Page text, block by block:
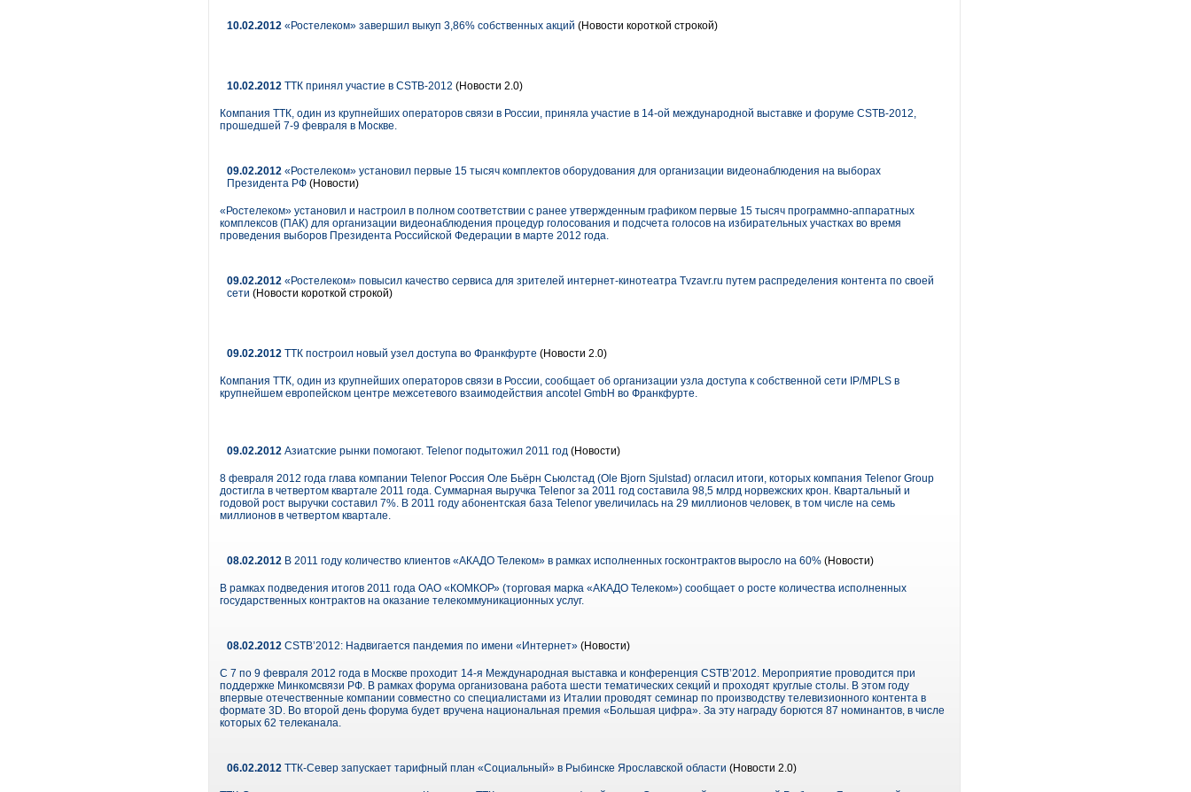
10.02.2012 «Ростелеком» завершил выкуп 3,86% собственных акций (Новости короткой строкой)
10.02.2012 ТТК принял участие в CSTB-2012 (Новости 2.0)
Компания ТТК, один из крупнейших операторов связи в России, приняла участие в 14-ой международной выставке и форуме CSTB-2012,
прошедшей 7-9 февраля в Москве.
09.02.2012 «Ростелеком» установил первые 15 тысяч комплектов оборудования для организации видеонаблюдения на выборах
Президента РФ (Новости)
«Ростелеком» установил и настроил в полном соответствии с ранее утвержденным графиком первые 15 тысяч программно-аппаратных
комплексов (ПАК) для организации видеонаблюдения процедур голосования и подсчета голосов на избирательных участках во время
проведения выборов Президента Российской Федерации в марте 2012 года.
09.02.2012 «Ростелеком» повысил качество сервиса для зрителей интернет-кинотеатра Tvzavr.ru путем распределения контента по своей
сети (Новости короткой строкой)
09.02.2012 ТТК построил новый узел доступа во Франкфурте (Новости 2.0)
Компания ТТК, один из крупнейших операторов связи в России, сообщает об организации узла доступа к собственной сети IP/MPLS в
крупнейшем европейском центре межсетевого взаимодействия ancotel GmbH во Франкфурте.
09.02.2012 Азиатские рынки помогают. Telenor подытожил 2011 год (Новости)
8 февраля 2012 года глава компании Telenor Россия Оле Бьёрн Сьюлстад (Ole Bjorn Sjulstad) огласил итоги, которых компания Telenor Group
достигла в четвертом квартале 2011 года. Суммарная выручка Telenor за 2011 год составила 98,5 млрд норвежских крон. Квартальный и
годовой рост выручки составил 7%. В 2011 году абонентская база Telenor увеличилась на 29 миллионов человек, в том числе на семь
миллионов в четвертом квартале.
08.02.2012 В 2011 году количество клиентов «АКАДО Телеком» в рамках исполненных госконтрактов выросло на 60% (Новости)
В рамках подведения итогов 2011 года ОАО «КОМКОР» (торговая марка «АКАДО Телеком») сообщает о росте количества исполненных
государственных контрактов на оказание телекоммуникационных услуг.
08.02.2012 CSTB’2012: Надвигается пандемия по имени «Интернет» (Новости)
С 7 по 9 февраля 2012 года в Москве проходит 14-я Международная выставка и конференция CSTB’2012. Мероприятие проводится при
поддержке Минкомсвязи РФ. В рамках форума организована работа шести тематических секций и проходят круглые столы. В этом году
впервые отечественные компании совместно со специалистами из Италии проводят семинар по производству телевизионного контента в
формате 3D. Во второй день форума будет вручена национальная премия «Большая цифра». За эту награду борются 87 номинантов, в числе
которых 62 телеканала.
06.02.2012 ТТК-Север запускает тарифный план «Социальный» в Рыбинске Ярославской области (Новости 2.0)